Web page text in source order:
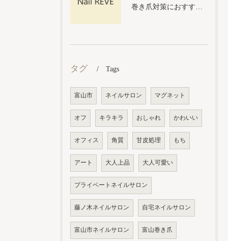
タグ Tags
富山市 ネイルサロン マグネット
オフ キラキラ おしゃれ かわいい
オフィス 角質 甘皮処理 もち
アート 大人上品 大人可愛い
プライベートネイルサロン
藤ノ木ネイルサロン 自宅ネイルサロン
富山市ネイルサロン 富山巻き爪